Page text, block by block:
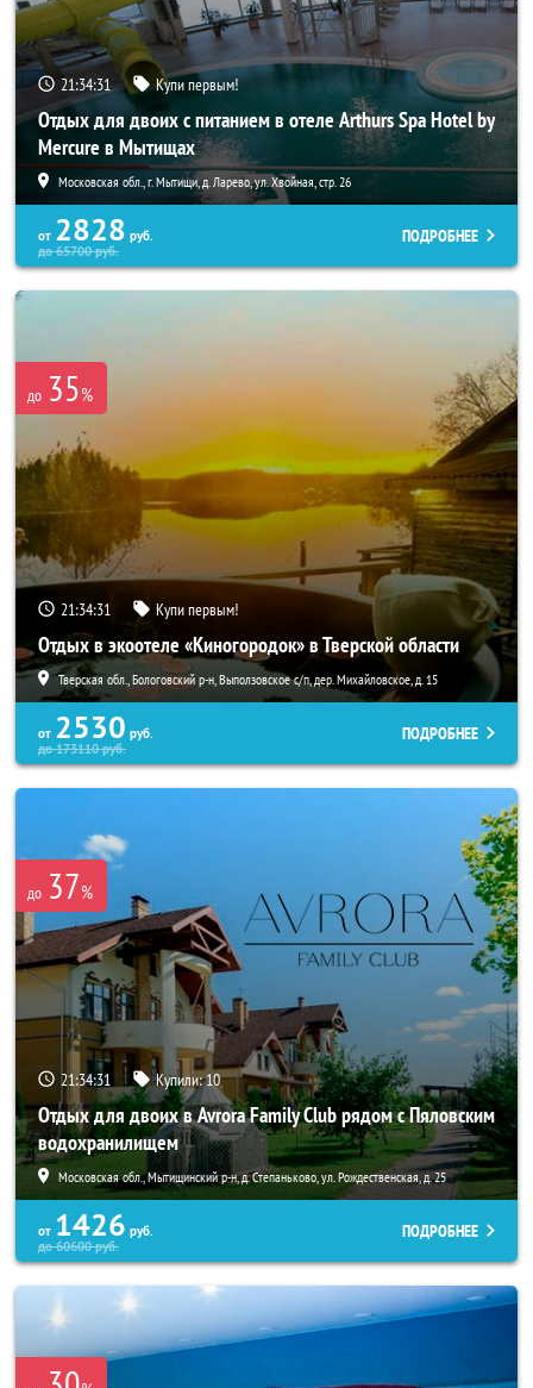
21:34:30 Купи первым!
Отдых для двоих с питанием в отеле Arthurs Spa Hotel by
Mercure в Мытищах
Московская обл., г. Мытищи, д. Ларево, ул. Хвойная, стр. 26
от 2828 руб.
до65700руб.
ПОДРОБНЕЕ
до 35%
21:34:30 Купи первым!
Отдых в экоотеле «Киногородок» в Тверской области
Тверская обл., Бологовский р-н, Выползовское с/п, дер. Михайловское, д. 15
от 2530 руб.
до173110руб.
ПОДРОБНЕЕ
до 37%
21:34:30 Купили:10
Отдых для двоих в Avrora Family Club рядом с Пяловским
водохранилищем
Московская обл., Мытищинский р-н, д. Степаньково, ул. Рождественская, д. 25
от 1426 руб.
до60600руб.
ПОДРОБНЕЕ